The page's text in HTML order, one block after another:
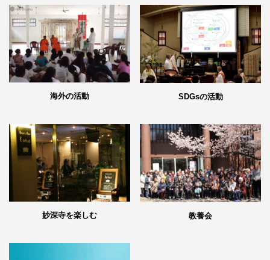
海外の活動 SDGsの活動
妙深寺を楽しむ 教養会